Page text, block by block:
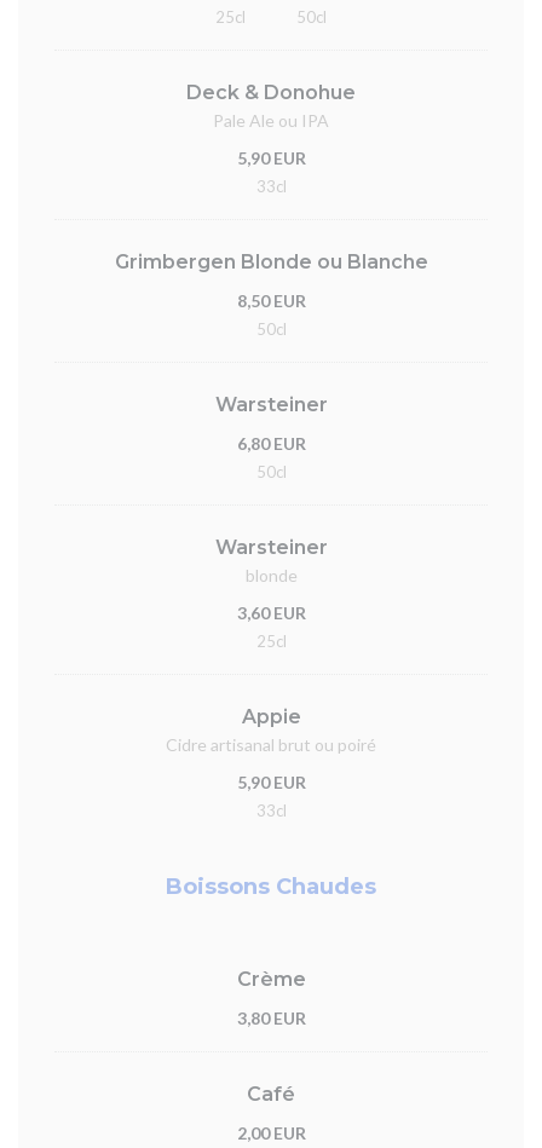
25cl 50cl
Deck & Donohue
Pale Ale ou IPA
5,90 EUR
33cl
Grimbergen Blonde ou Blanche
8,50 EUR
50cl
Warsteiner
6,80 EUR
50cl
Warsteiner
blonde
3,60 EUR
25cl
Appie
Cidre artisanal brut ou poiré
5,90 EUR
33cl
Boissons Chaudes
Crème
3,80 EUR
Café
2,00 EUR